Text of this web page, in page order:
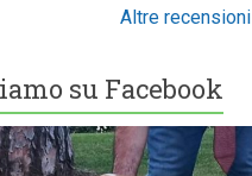
Altre recensioni
su Facebook